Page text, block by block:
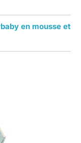
en mousse et